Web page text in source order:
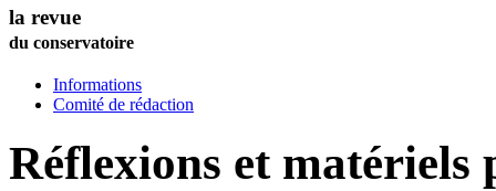
la revue
du conservatoire
Informations
Comité de rédaction
Réflexions et matériels